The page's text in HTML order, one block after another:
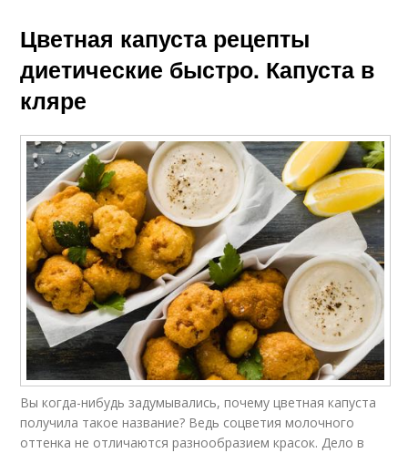
Цветная капуста рецепты
диетические быстро. Капуста в
кляре
Вы когда-нибудь задумывались, почему цветная капуста
получила такое название? Ведь соцветия молочного
оттенка не отличаются разнообразием красок. Дело в